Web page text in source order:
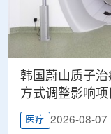
韩国蔚山质子
方式调整影响项
医疗 2026-08-07